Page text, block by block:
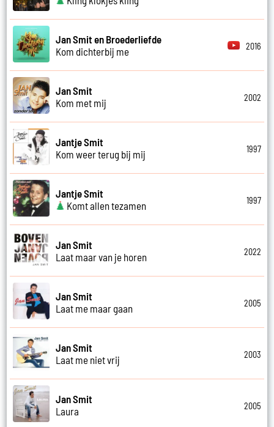
Jan Smit en Broederliefde
Kom dichterbij me
2016
Jan Smit
Kom met mij
2002
Jantje Smit
Kom weer terug bij mij
1997
Jantje Smit
Komt allen tezamen
1997
Jan Smit
Laat maar van je horen
2022
Jan Smit
Laat me maar gaan
2005
Jan Smit
Laat me niet vrij
2003
Jan Smit
Laura
2005